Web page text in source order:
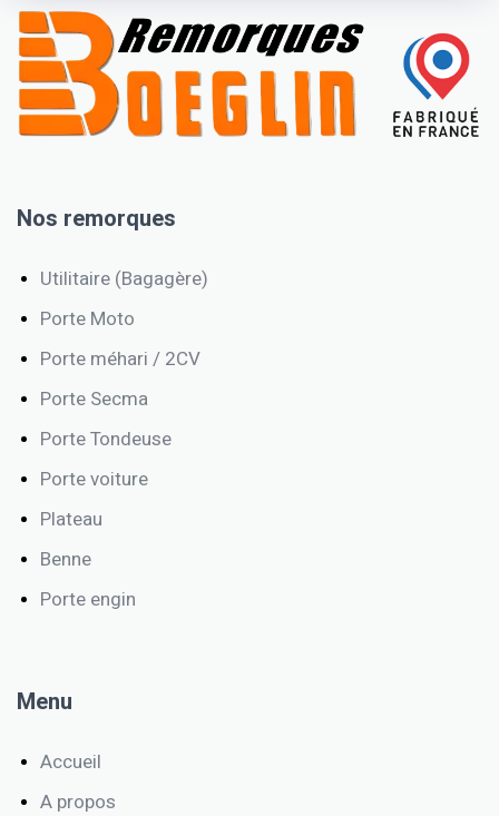
Nos remorques
Utilitaire (Bagagère)
Porte Moto
Porte méhari / 2CV
Porte Secma
Porte Tondeuse
Porte voiture
Plateau
Benne
Porte engin
Menu
Accueil
A propos